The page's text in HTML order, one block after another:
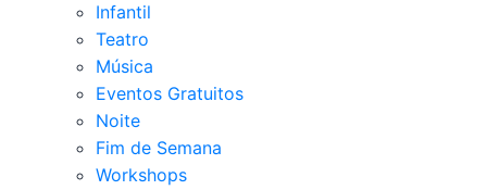
Infantil
Teatro
Música
Eventos Gratuitos
Noite
Fim de Semana
Workshops